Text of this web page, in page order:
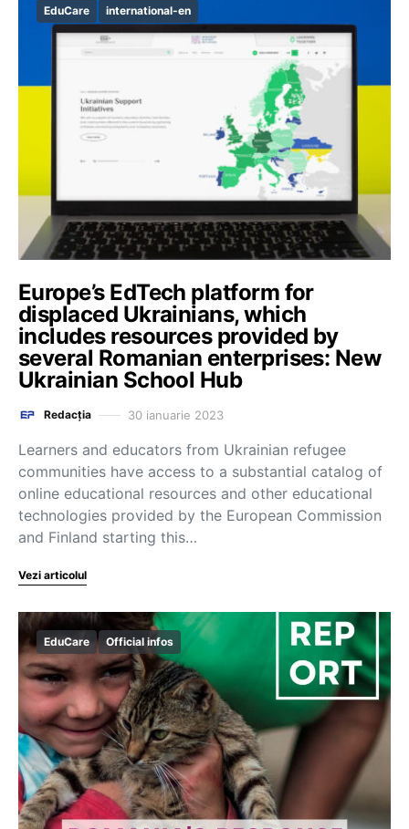
EduCare international-en
Europe’s EdTech platform for
displaced Ukrainians, which
includes resources provided by
several Romanian enterprises: New
Ukrainian School Hub
Redacția 30 ianuarie 2023
Learners and educators from Ukrainian refugee
communities have access to a substantial catalog of
online educational resources and other educational
technologies provided by the European Commission
and Finland starting this…
Vezi articolul
EduCare Official infos